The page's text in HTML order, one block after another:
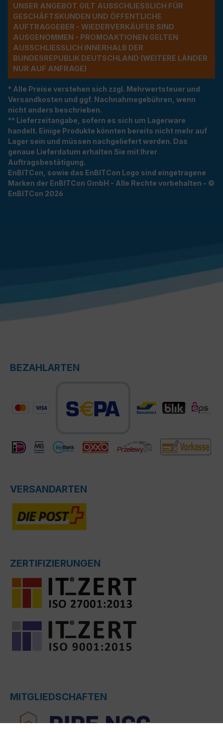
UNSER ANGEBOT GILT AUSSCHLIESSLICH FÜR G
ESCHÄFTSKUNDEN UND ÖFFENTLICHE A
UFTRAGGEBER - WIEDERVERKÄUFER SIND A
USGENOMMEN - PROMOAKTIONEN GELTEN A
USSCHLIESSLICH INNERHALB DER BU
NDESREPUBLIK DEUTSCHLAND (WEITERE LÄNDER NU
R AUF ANFRAGE)
* Alle Preise verstehen sich zzgl. Mehrwertsteuer und
Versandkosten und ggf. Nachnahmegebühren, wenn
nicht anders beschrieben.
** Lieferzeitangabe, sofern es sich um Lagerware
handelt. Einige Produkte könnten bereits nicht mehr auf
Lager sein und müssen nachgeliefert werden. Das
genaue Lieferdatum erhalten Sie mit Ihrer
Auftragsbestätigung.
EnBITCon, sowie das EnBITCon Logo sind eingetragene
Marken der EnBITCon GmbH - Alle Rechte vorbehalten - ©
EnBITCon 2026
BEZAHLARTEN
VERSANDARTEN
ZERTIFIZIERUNGEN
MITGLIEDSCHAFTEN